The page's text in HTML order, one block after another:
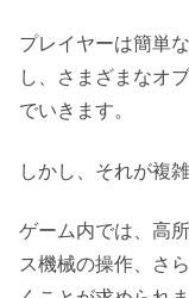
プレイヤーは簡単
し、さまざまなオ
でいきます。
しかし、それが複
ゲーム内では、高
ス機械の操作、さ